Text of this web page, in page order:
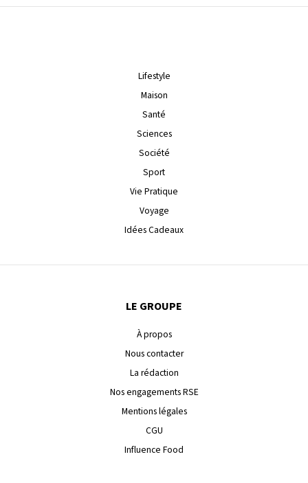
Lifestyle
Maison
Santé
Sciences
Société
Sport
Vie Pratique
Voyage
Idées Cadeaux
LE GROUPE
À propos
Nous contacter
La rédaction
Nos engagements RSE
Mentions légales
CGU
Influence Food